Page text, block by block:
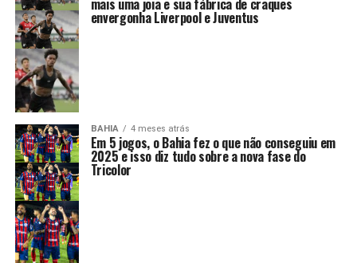
mais uma joia e sua fábrica de craques
envergonha Liverpool e Juventus
BAHIA 4 meses atrás
Em 5 jogos, o Bahia fez o que não conseguiu em
2025 e isso diz tudo sobre a nova fase do
Tricolor